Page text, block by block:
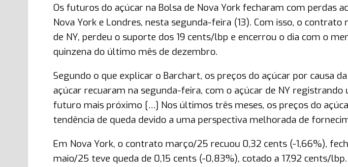
Os futuros do açúcar na Bolsa de Nova York fecharam com perdas
Nova York e Londres, nesta segunda-feira (13). Com isso, o
de NY, perdeu o suporte dos 19 cents/lbp e encerrou o dia com o
quinzena do último mês de dezembro.
Segundo o que explicar o Barchart, os preços do açúcar por causa
açúcar recuaram na segunda-feira, com o açúcar de NY registrando
futuro mais próximo […] Nos últimos três meses, os preços do
tendência de queda devido a uma perspectiva melhorada de
Em Nova York, o contrato março/25 recuou 0,32 cents (-1,66%),
maio/25 teve queda de 0,15 cents (-0,83%), cotado a 17,92 cents/